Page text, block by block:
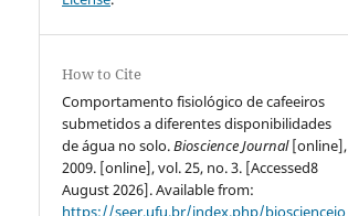
How to Cite
Comportamento fisiológico de cafeeiros
submetidos a diferentes disponibilidades
de água no solo.Bioscience Journal[online],
2009. [online], vol. 25, no. 3. [Accessed8
August 2026]. Available from:
https://seer.ufu.br/index.php/biosciencejo